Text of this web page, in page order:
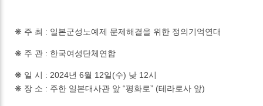
❋ 주 최 : 일본군성노예제 문제해결을 위한 정의기억연대
❋ 주 관 : 한국여성단체연합
❋ 일 시 : 2024년 6월 12일(수) 낮 12시
❋ 장 소 : 주한 일본대사관 앞 “평화로” (테라로사 앞)